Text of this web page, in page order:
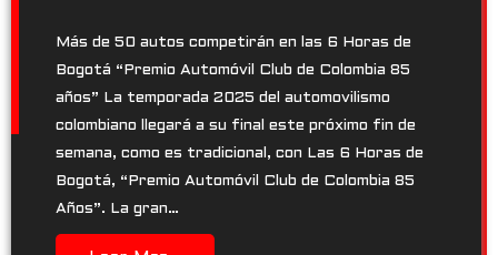
Más de 50 autos competirán en las 6 Horas de
Bogotá “Premio Automóvil Club de Colombia 85
años” La temporada 2025 del automovilismo
colombiano llegará a su final este próximo fin de
semana, como es tradicional, con Las 6 Horas de
Bogotá, “Premio Automóvil Club de Colombia 85
Años”. La gran…